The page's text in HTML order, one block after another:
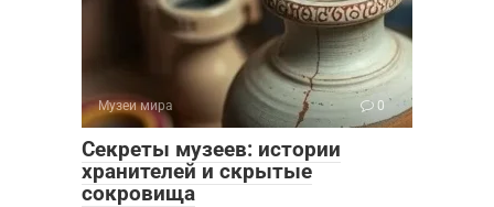
Музеи мира 0
Секреты музеев: истории
хранителей и скрытые
сокровища